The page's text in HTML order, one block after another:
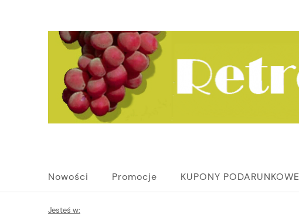
Nowości Promocje KUPONY PODARUNKOWE
Jesteś w: